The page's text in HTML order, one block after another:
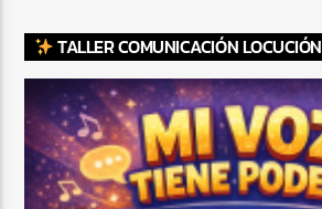
TALLER COMUNICACIÓN LOCUCIÓN